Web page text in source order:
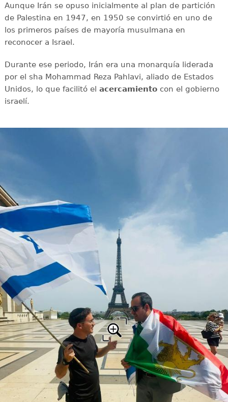
Aunque Irán se opuso inicialmente al plan de partición
de Palestina en 1947, en 1950 se convirtió en uno de
los primeros países de mayoría musulmana en
reconocer a Israel.
Durante ese periodo, Irán era una monarquía liderada
por el sha Mohammad Reza Pahlavi, aliado de Estados
Unidos, lo que facilitó el acercamientocon el gobierno
israelí.